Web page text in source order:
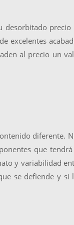
desorbitado precio
excelentes
al precio un
diferente.
que
y variabilidad
se defiende y si